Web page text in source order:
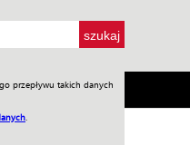
przepływu takich danych
WIW